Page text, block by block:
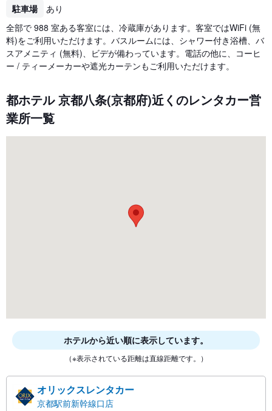
駐車場
あり
全部で 988 室ある客室には、冷蔵庫があります。客室ではWiFi (無
料)をご利用いただけます。バスルームには、シャワー付き浴槽、バ
スアメニティ (無料)、ビデが備わっています。電話の他に、コーヒ
ー / ティーメーカーや遮光カーテンもご利用いただけます。
都ホテル 京都八条(京都府)近くのレンタカー営
業所一覧
ホテルから近い順に表示しています。
（※表示されている距離は直線距離です。）
オリックスレンタカー
京都駅前新幹線口店